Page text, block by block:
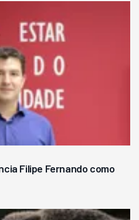
Filipe Fernando como